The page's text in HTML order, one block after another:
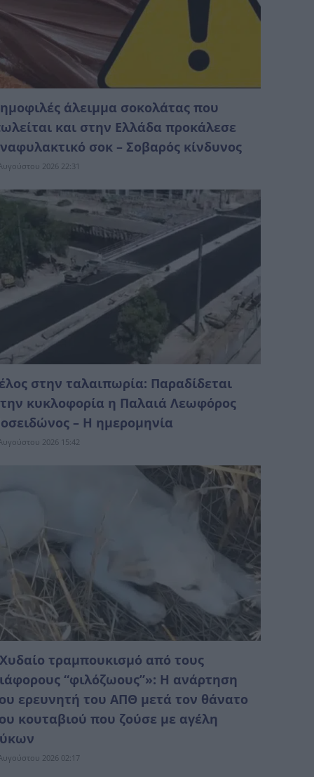
άλειμμα σοκολάτας που
και στην Ελλάδα προκάλεσε
σοκ – Σοβαρός κίνδυνος
2026 22:31
στην ταλαιπωρία: Παραδίδεται
κυκλοφορία η Παλαιά Λεωφόρος
– Η ημερομηνία
2026 15:42
τραμπουκισμό από τους
“φιλόζωους”»: Η ανάρτηση
ερευνητή του ΑΠΘ μετά τον θάνατο
κουταβιού που ζούσε με αγέλη
2026 02:17